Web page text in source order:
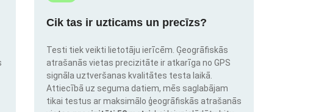
Cik tas ir uzticams un precīzs?
Testi tiek veikti lietotāju ierīcēm. Ģeogrāfiskās
atrašanās vietas precizitāte ir atkarīga no GPS
signāla uztveršanas kvalitātes testa laikā.
Attiecībā uz seguma datiem, mēs saglabājam
tikai testus ar maksimālo ģeogrāfiskās atrašanās